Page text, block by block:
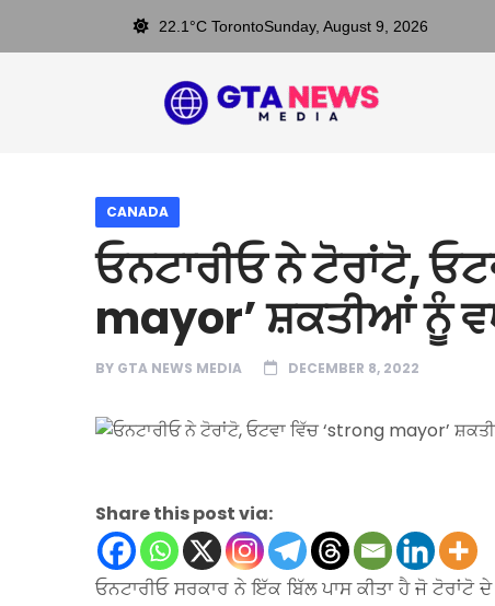
22.1°C TorontoSunday, August 9, 2026
CANADA
ਓਨਟਾਰੀਓ ਨੇ ਟੋਰਾਂਟੋ,
mayor’ ਸ਼ਕਤੀਆਂ ਨੂੰ
BY GTA NEWS MEDIA DECEMBER 8, 2022
Share this post via:
ਓਨਟਾਰੀਓ ਸਰਕਾਰ ਨੇ ਇੱਕ ਬਿੱਲ ਪਾਸ ਕੀਤਾ ਹੈ ਜੋ ਟੋਰਾਂਟੋ